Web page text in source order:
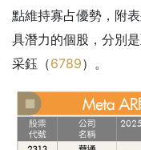
點維持寡占優勢，附
具潛力的個股，分別
采鈺（6789）。